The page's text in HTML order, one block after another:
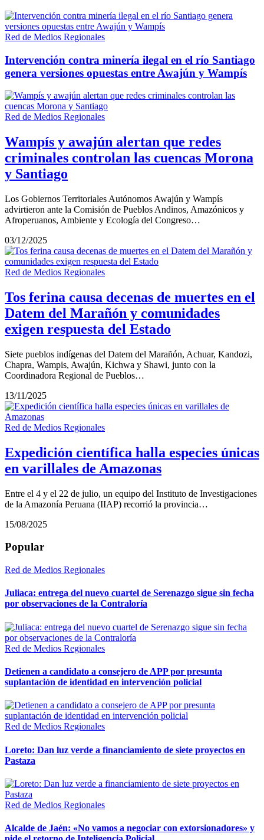
Red de Medios Regionales
Intervención contra minería ilegal en el río Santiago
genera versiones opuestas entre Awajún y Wampís
Red de Medios Regionales
Wampís y awajún alertan que redes
criminales controlan las cuencas Morona
y Santiago
Los Gobiernos Territoriales Autónomos Awajún y Wampís
advirtieron ante la Comisión de Pueblos Andinos, Amazónicos y
Afroperuanos, Ambiente y Ecología del Congreso…
03/12/2025
Red de Medios Regionales
Tos ferina causa decenas de muertes en el
Datem del Marañón y comunidades
exigen respuesta del Estado
Siete pueblos indígenas del Datem del Marañón, Achuar, Kandozi,
Chapra, Wampis, Awajún, Kichwa y Shawi, junto con la
Coordinadora Regional de Pueblos…
13/11/2025
Red de Medios Regionales
Expedición científica halla especies únicas
en varillales de Amazonas
Entre el 4 y el 22 de julio, un equipo del Instituto de Investigaciones
de la Amazonía Peruana (IIAP) recorrió la provincia…
15/08/2025
Popular
Red de Medios Regionales
Juliaca: entrega del nuevo cuartel de Serenazgo sigue sin fecha
por observaciones de la Contraloría
Red de Medios Regionales
Detienen a candidato a consejero de APP por presunta
suplantación de identidad en intervención policial
Red de Medios Regionales
Loreto: Dan luz verde a financiamiento de siete proyectos en
Pastaza
Red de Medios Regionales
Alcalde de Jaén: «No vamos a negociar con extorsionadores» y